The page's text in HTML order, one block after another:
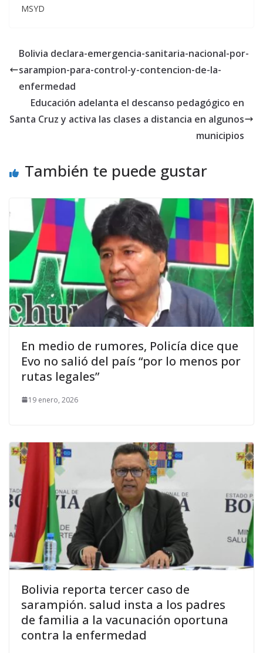
MSYD
Bolivia declara-emergencia-sanitaria-nacional-por-
sarampion-para-control-y-contencion-de-la-
enfermedad
Educación adelanta el descanso pedagógico en
Santa Cruz y activa las clases a distancia en algunos
municipios
También te puede gustar
En medio de rumores, Policía dice que
Evo no salió del país “por lo menos por
rutas legales”
19 enero, 2026
Bolivia reporta tercer caso de
sarampión. salud insta a los padres
de familia a la vacunación oportuna
contra la enfermedad